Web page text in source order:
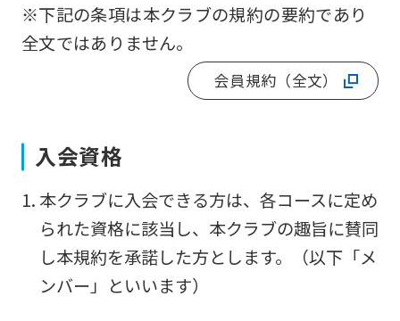
※下記の条項は本クラブの規約の要約であり
全文ではありません。
会員規約（全文）
入会資格
本クラブに入会できる方は、各コースに定め
られた資格に該当し、本クラブの趣旨に賛同
し本規約を承諾した方とします。（以下「メ
ンバー」といいます）
For
foreigners